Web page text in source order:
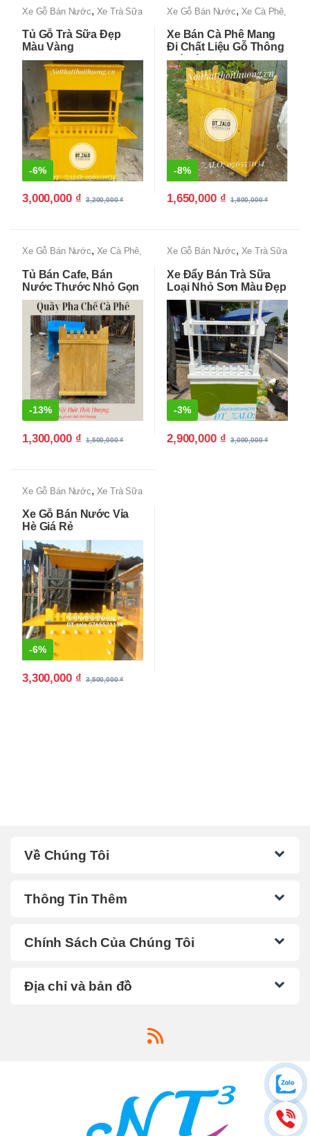
Xe Gỗ Bán Nước, Xe Trà Sữa
Xưởng
Tủ Gỗ Trà Sữa Đẹp
Màu Vàng
-6%
3,000,000 ₫ 3,200,000₫
Xe Gỗ Bán Nước, Xe Cà Phê,
Xe Bán Cà Phê Mang
Đi Chất Liệu Gỗ Thông
Giá Rẻ
-8%
1,650,000 ₫ 1,800,000₫
Xe Gỗ Bán Nước, Xe Cà Phê,
Tủ Bán Cafe, Bán
Nước Thước Nhỏ Gọn
-13%
1,300,000 ₫ 1,500,000₫
Xe Gỗ Bán Nước, Xe Trà Sữa
Xưởng
Xe Đẩy Bán Trà Sữa
Loại Nhỏ Sơn Màu Đẹp
-3%
2,900,000 ₫ 3,000,000₫
Xe Gỗ Bán Nước, Xe Trà Sữa
Xưởng
Xe Gỗ Bán Nước Vỉa
Hè Giá Rẻ
-6%
3,300,000 ₫ 3,500,000₫
Về Chúng Tôi
Thông Tin Thêm
Chính Sách Của Chúng Tôi
Địa chỉ và bản đồ